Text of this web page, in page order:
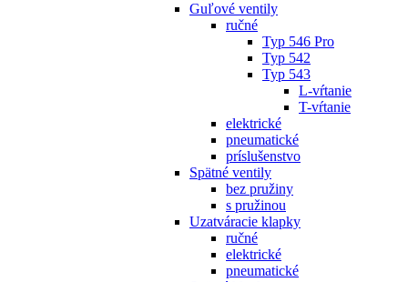
Guľové ventily
ručné
Typ 546 Pro
Typ 542
Typ 543
L-vŕtanie
T-vŕtanie
elektrické
pneumatické
príslušenstvo
Spätné ventily
bez pružiny
s pružinou
Uzatváracie klapky
ručné
elektrické
pneumatické